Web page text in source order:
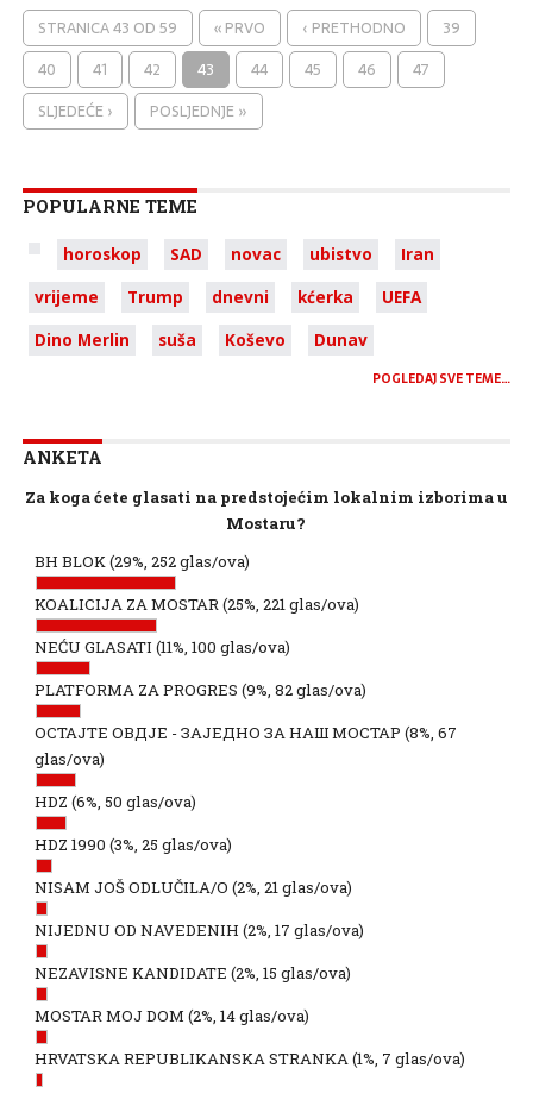
STRANICA 43 OD 59 « PRVO ‹ PRETHODNO
39
40
41 42 43 44 45 46
47
SLJEDEĆE ›
POSLJEDNJE »
POPULARNE TEME
horoskop SAD novac ubistvo
Iran
vrijeme
Trump dnevni kćerka
UEFA
Dino Merlin
suša Koševo Dunav
POGLEDAJ SVE TEME…
ANKETA
Za koga ćete glasati na predstojećim lokalnim izborima u
Mostaru?
BH BLOK(29%, 252 glas/ova)
KOALICIJA ZA MOSTAR(25%, 221 glas/ova)
NEĆU GLASATI (11%, 100 glas/ova)
PLATFORMA ZA PROGRES (9%, 82 glas/ova)
ОСТАЈТЕ ОВДЈЕ - ЗАЈЕДНО ЗА НАШ МОСТАР (8%, 67
glas/ova)
HDZ (6%, 50 glas/ova)
HDZ 1990 (3%, 25 glas/ova)
NISAM JOŠ ODLUČILA/O (2%, 21 glas/ova)
NIJEDNU OD NAVEDENIH (2%, 17 glas/ova)
NEZAVISNE KANDIDATE (2%, 15 glas/ova)
MOSTAR MOJ DOM (2%, 14 glas/ova)
HRVATSKA REPUBLIKANSKA STRANKA(1%, 7 glas/ova)